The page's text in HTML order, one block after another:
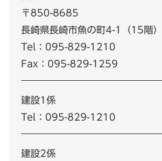
〒850-8685
長崎県長崎市魚の町4-1（15階）
Tel：095-829-1210
Fax：095-829-1259
建設1係
Tel：095-829-1210
建設2係